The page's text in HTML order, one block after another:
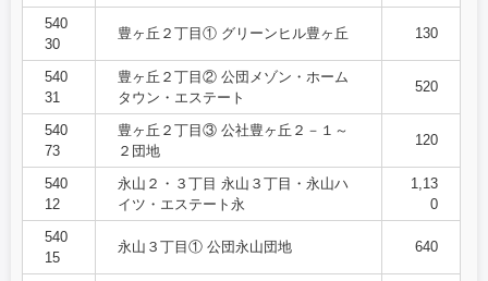
540
30
豊ヶ丘２丁目① グリーンヒル豊ヶ丘 130
540
31
豊ヶ丘２丁目② 公団メゾン・ホーム
タウン・エステート
520
540
73
豊ヶ丘２丁目③ 公社豊ヶ丘２－１～
２団地
120
540
12
永山２・３丁目 永山３丁目・永山ハ
イツ・エステート永
1,13
0
540
15
永山３丁目① 公団永山団地 640